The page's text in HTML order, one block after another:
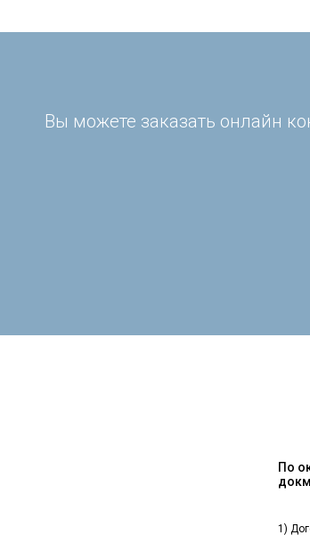
Вы можете заказать онлайн
По
1)